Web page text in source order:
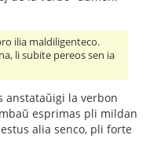
ilia maldiligenteco.
li subite pereos sen ia
anstataŭigi la verbon
esprimas pli mildan
alia senco, pli forte